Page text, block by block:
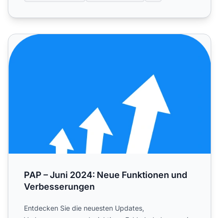
PAP – Juni 2024: Neue Funktionen und Verbesserungen
PAP – Juni 2024: Neue Funktionen und
Verbesserungen
Entdecken Sie die neuesten Updates,